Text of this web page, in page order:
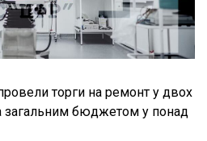
торги на ремонт у двох
загальним бюджетом у понад